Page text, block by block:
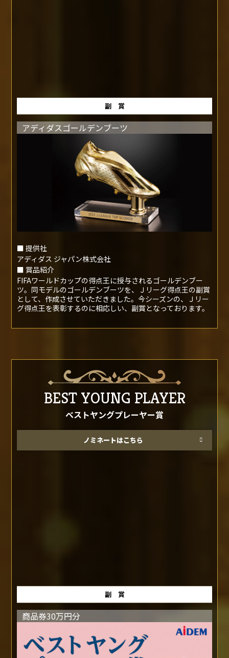
副 賞
アディダスゴールデンブーツ
■ 提供社
アディダス ジャパン株式会社
■ 賞品紹介
FIFAワールドカップの得点王に授与されるゴールデンブー
ツ。同モデルのゴールデンブーツを、Ｊリーグ得点王の副賞
として、作成させていただきました。今シーズンの、Ｊリー
グ得点王を表彰するのに相応しい、副賞となっております。
BEST YOUNG PLAYER
ベストヤングプレーヤー賞
ノミネートはこちら
副 賞
商品券30万円分